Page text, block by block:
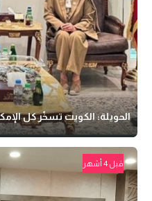
الحويلة: الكويت تسخّر كل
قبل 4 أشهر